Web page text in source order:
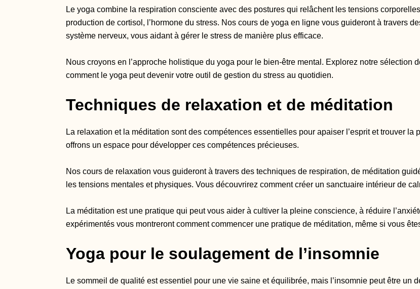
Le yoga combine la respiration consciente avec des postures qui relâchent les tensions
production de cortisol, l’hormone du stress. Nos cours de yoga en ligne vous guideront à travers
système nerveux, vous aidant à gérer le stress de manière plus efficace.
Nous croyons en l’approche holistique du yoga pour le bien-être mental. Explorez notre sélection
comment le yoga peut devenir votre outil de gestion du stress au quotidien.
Techniques de relaxation et de méditation
La relaxation et la méditation sont des compétences essentielles pour apaiser l’esprit et trouver
offrons un espace pour développer ces compétences précieuses.
Nos cours de relaxation vous guideront à travers des techniques de respiration, de méditation
les tensions mentales et physiques. Vous découvrirez comment créer un sanctuaire intérieur de
La méditation est une pratique qui peut vous aider à cultiver la pleine conscience, à réduire
expérimentés vous montreront comment commencer une pratique de méditation, même si vous
Yoga pour le soulagement de l’insomnie
Le sommeil de qualité est essentiel pour une vie saine et équilibrée, mais l’insomnie peut être un